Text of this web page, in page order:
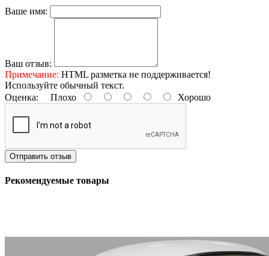
Ваше имя:
Ваш отзыв:
Примечание: HTML разметка не поддерживается!
Используйте обычный текст.
Оценка: Плохо Хорошо
Отправить отзыв
Рекомендуемые товары